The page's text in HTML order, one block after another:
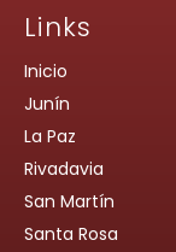
Links
Inicio
Junín
La Paz
Rivadavia
San Martín
Santa Rosa